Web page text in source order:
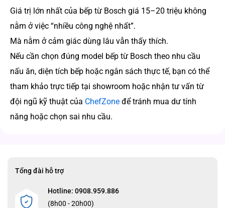
Giá trị lớn nhất của bếp từ Bosch giá 15–20 triệu không
nằm ở việc “nhiều công nghệ nhất”.
Mà nằm ở cảm giác dùng lâu vẫn thấy thích.
Nếu cần chọn đúng model bếp từ Bosch theo nhu cầu
nấu ăn, diện tích bếp hoặc ngân sách thực tế, bạn có thể
tham khảo trực tiếp tại showroom hoặc nhận tư vấn từ
đội ngũ kỹ thuật của ChefZone để tránh mua dư tính
năng hoặc chọn sai nhu cầu.
Tổng đài hỗ trợ
Hotline: 0908.959.886
(8h00 - 20h00)